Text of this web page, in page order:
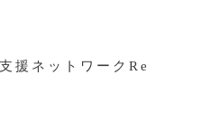
援ネットワークRe